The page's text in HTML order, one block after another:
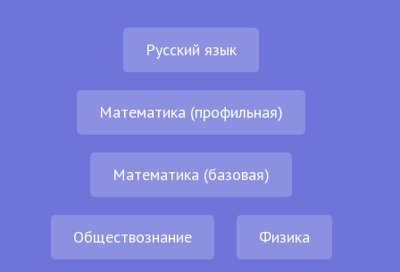
Русский язык
Математика (профильная)
Математика (базовая)
Обществознание Физика